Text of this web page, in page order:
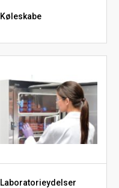
Køleskabe
Laboratorieydelser